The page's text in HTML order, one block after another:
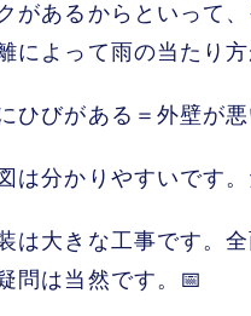
があるからといって
によって雨の当たり
ひびがある＝外壁が悪
は分かりやすいです
は大きな工事です。
問は当然です。📅